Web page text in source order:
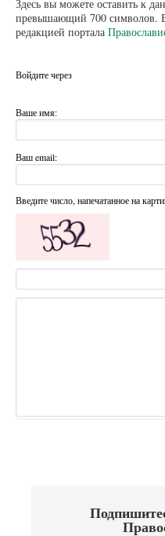
Здесь вы можете оставить к
превышающий 700 символов.
редакцией портала
Войдите через
Ваше имя:
Ваш email:
Введите число, напечатанное на